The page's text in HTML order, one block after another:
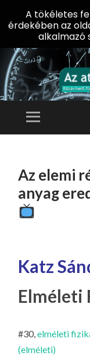
Menü
TARTALOMHOZ
Az elemi
anyag
Katz
Elméleti
#30,elméleti
(elméleti)
A tökéletes
érdekében az
alkalmazó